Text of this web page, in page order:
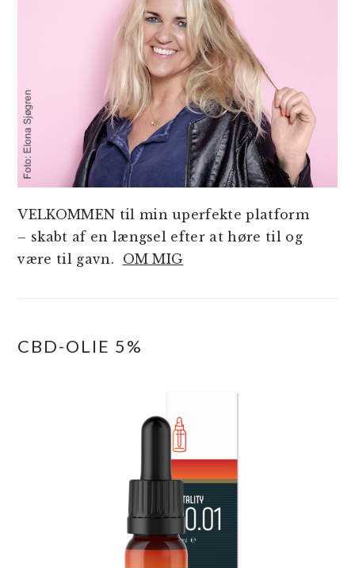
VELKOMMEN til min uperfekte platform
– skabt af en længsel efter at høre til og
være til gavn. OM MIG
CBD-OLIE 5%